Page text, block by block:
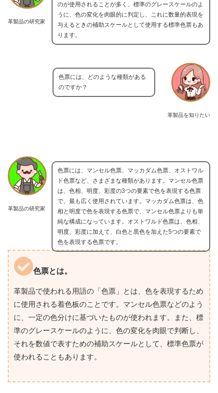
革製品の研究家
のが使用されることが多く、標準のグレースケールのよ
うに、色の変化を肉眼的に判定し、これに数量的表現を
与えるときの補助スケールとして使用する標準色票もあ
ります。
革製品を知りたい
色票には、どのような種類がある
のですか？
革製品の研究家
色票には、マンセル色票、マッカダム色票、オストワル
ド色票など、さまざまな種類があります。マンセル色票
は、色相、明度、彩度の3つの要素で色を表現する色票
で、最も広く使用されています。マッカダム色票は、色
相と明度で色を表現する色票で、マンセル色票よりも単
純な構成になっています。オストワルド色票は、色相、
明度、彩度に加えて、白色と黒色を加えた5つの要素で
色を表現する色票です。
色票とは。
革製品で使われる用語の「色票」とは、色を表現するため
に使用される着色板のことです。マンセル色票などのよう
に、一定の色分けに基づいたものが使われます。また、標
準のグレースケールのように、色の変化を肉眼で判断し、
それを数値で表すための補助スケールとして、標準色票が
使われることもあります。